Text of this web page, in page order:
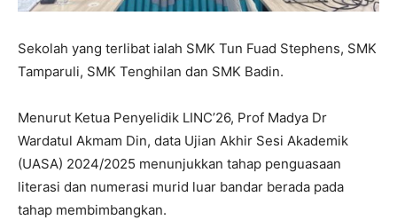
Sekolah yang terlibat ialah SMK Tun Fuad Stephens, SMK
Tamparuli, SMK Tenghilan dan SMK Badin.
Menurut Ketua Penyelidik LINC’26, Prof Madya Dr
Wardatul Akmam Din, data Ujian Akhir Sesi Akademik
(UASA) 2024/2025 menunjukkan tahap penguasaan
literasi dan numerasi murid luar bandar berada pada
tahap membimbangkan.